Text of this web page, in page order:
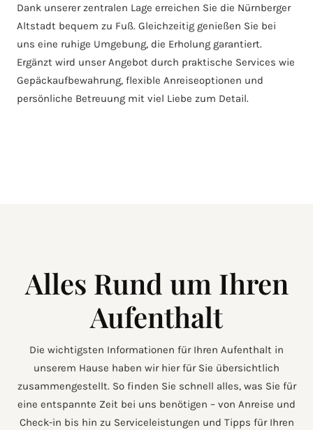
Dank unserer zentralen Lage erreichen Sie die Nürnberger
Altstadt bequem zu Fuß. Gleichzeitig genießen Sie bei
uns eine ruhige Umgebung, die Erholung garantiert.
Ergänzt wird unser Angebot durch praktische Services wie
Gepäckaufbewahrung, flexible Anreiseoptionen und
persönliche Betreuung mit viel Liebe zum Detail.
Alles Rund um Ihren
Aufenthalt
Die wichtigsten Informationen für Ihren Aufenthalt in
unserem Hause haben wir hier für Sie übersichtlich
zusammengestellt. So finden Sie schnell alles, was Sie für
eine entspannte Zeit bei uns benötigen – von Anreise und
Check-in bis hin zu Serviceleistungen und Tipps für Ihren